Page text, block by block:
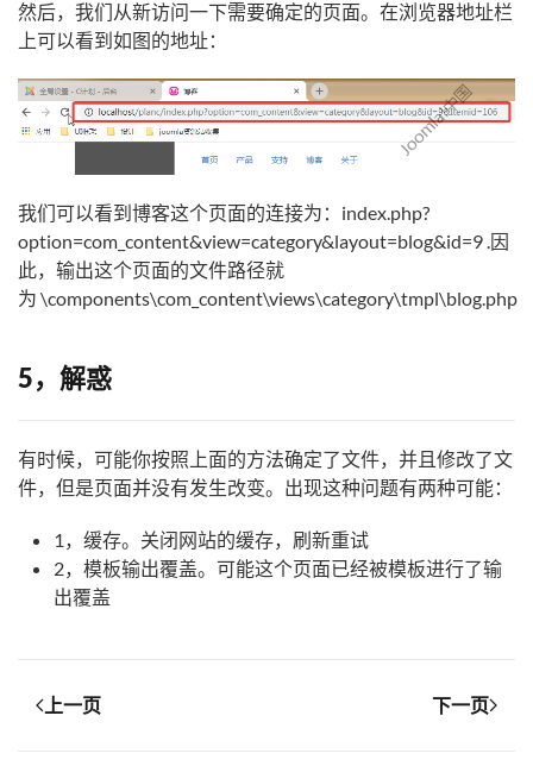
然后，我们从新访问一下需要确定的页面。在浏览器地址栏
上可以看到如图的地址：
我们可以看到博客这个页面的连接为：index.php?
option=com_content&view=category&layout=blog&id=9 .因
此，输出这个页面的文件路径就
为 \components\com_content\views\category\tmpl\blog.php
5，解惑
有时候，可能你按照上面的方法确定了文件，并且修改了文
件，但是页面并没有发生改变。出现这种问题有两种可能：
1，缓存。关闭网站的缓存，刷新重试
2，模板输出覆盖。可能这个页面已经被模板进行了输
出覆盖
上一页 下一页